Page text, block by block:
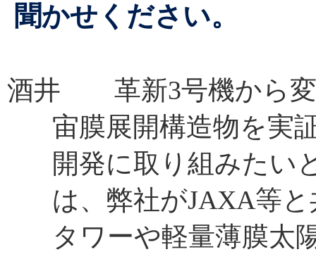
聞かせください。
酒井 革新3号機から変
宙膜展開構造物を実
開発に取り組みたい
は、弊社がJAXA等
タワーや軽量薄膜太